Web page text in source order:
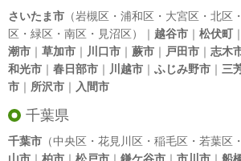
さいたま市 （岩槻区・浦和区・大宮区・北区
区・緑区・南区・見沼区）｜ 越谷市 ｜ 松伏町｜
潮市 ｜ 草加市 ｜ 川口市 ｜ 蕨市 ｜ 戸田市 ｜ 志木
和光市 ｜ 春日部市 ｜ 川越市 ｜ ふじみ野市 ｜ 三
市 ｜ 所沢市 ｜ 入間市
千葉県
千葉市 （中央区・花見川区・稲毛区・若葉区